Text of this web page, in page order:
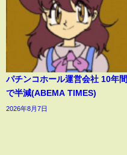
パチンコホール運営会社 10年間
で半減(ABEMA TIMES)
2026年8月7日